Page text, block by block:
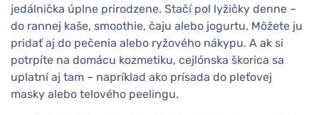
jedálnička úplne prirodzene. Stačí pol lyžičky denne –
do rannej kaše, smoothie, čaju alebo jogurtu. Môžete ju
pridať aj do pečenia alebo ryžového nákypu. A ak si
potrpíte na domácu kozmetiku, cejlónska škorica sa
uplatní aj tam – napríklad ako prísada do pleťovej
masky alebo telového peelingu.